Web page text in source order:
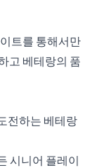
트를 통해서만
고 베테랑의 품
전하는 베테랑
시니어 플레이